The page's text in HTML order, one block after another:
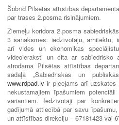
Šobrīd Pilsētas attīstības
par trases 2.posma risinājumiem.
Ziemeļu koridora 2.posma
3 sanāksmes: iedzīvotāju, arhitektu,
arī vides un ekonomikas
videoieraksti un cita ar sabiedrisko
atrodama Pilsētas attīstības
sadaļā „Sabiedriskās un
www.rdpad.lv ir pieejams arī
nekustamajiem īpašumiem
variantiem. Iedzīvotāji par
gadījumā attiecībā par savu
un attīstības direkciju – 67181423 vai